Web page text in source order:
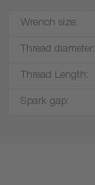
Wrench size:
Thread diameter:
Thread Length:
Spark gap: